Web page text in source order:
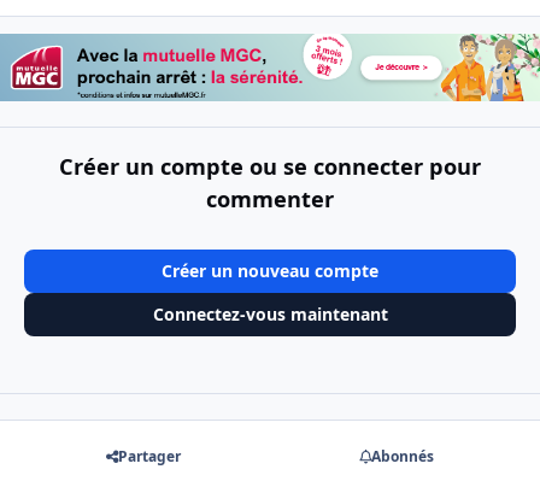
Créer un compte ou se connecter pour
commenter
Créer un nouveau compte
Connectez-vous maintenant
Partager Abonnés